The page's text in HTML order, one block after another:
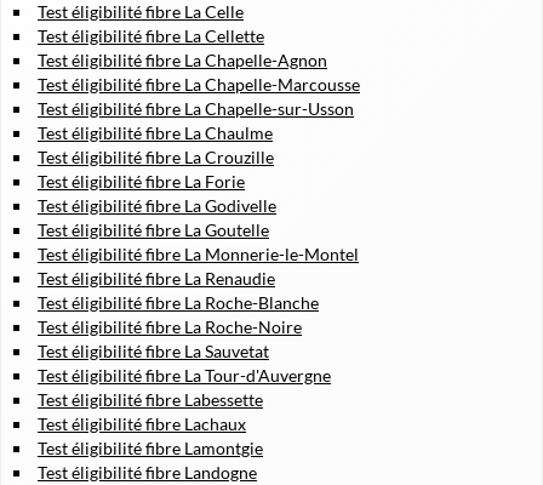
Test éligibilité fibre La Celle
Test éligibilité fibre La Cellette
Test éligibilité fibre La Chapelle-Agnon
Test éligibilité fibre La Chapelle-Marcousse
Test éligibilité fibre La Chapelle-sur-Usson
Test éligibilité fibre La Chaulme
Test éligibilité fibre La Crouzille
Test éligibilité fibre La Forie
Test éligibilité fibre La Godivelle
Test éligibilité fibre La Goutelle
Test éligibilité fibre La Monnerie-le-Montel
Test éligibilité fibre La Renaudie
Test éligibilité fibre La Roche-Blanche
Test éligibilité fibre La Roche-Noire
Test éligibilité fibre La Sauvetat
Test éligibilité fibre La Tour-d'Auvergne
Test éligibilité fibre Labessette
Test éligibilité fibre Lachaux
Test éligibilité fibre Lamontgie
Test éligibilité fibre Landogne